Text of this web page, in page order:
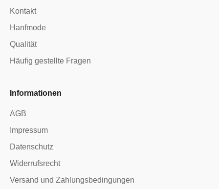
Kontakt
Hanfmode
Qualität
Häufig gestellte Fragen
Informationen
AGB
Impressum
Datenschutz
Widerrufsrecht
Versand und Zahlungsbedingungen